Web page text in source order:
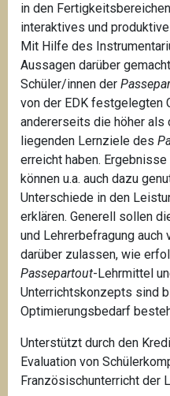
in den
interaktives und
Mit Hilfe des
Aussagen darüber
Schüler/innen der
von der EDK festgelegten
andererseits die höher als
liegenden Lernziele des
erreicht haben.
können u.a. auch dazu
Unterschiede in den
erklären. Generell sollen
und Lehrerbefragung
darüber zulassen, wie
Passepartout-Lehrmittel
Unterrichtskonzepts sind
Optimierungsbedarf
Unterstützt durch den
Evaluation von
Französischunterricht der